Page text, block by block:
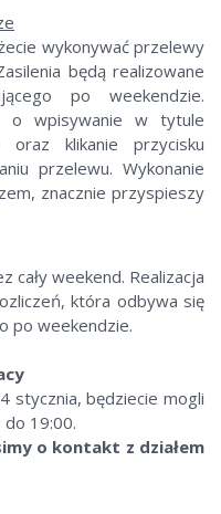
wykonywać przelewy
będą realizowane
po weekendzie.
o wpisywanie w tytule
klikanie przycisku
przelewu. Wykonanie
znacznie przyspieszy
cały weekend. Realizacja
która odbywa się
po weekendzie.
stycznia, będziecie mogli
19:00.
o kontakt z działem